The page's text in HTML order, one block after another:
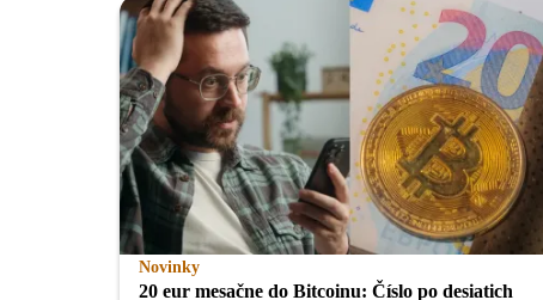
Novinky
20 eur mesačne do Bitcoinu: Číslo po desiatich